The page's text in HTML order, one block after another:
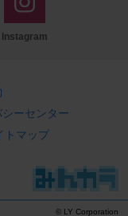
Instagram
ーセンター
トマップ
© LY Corporation